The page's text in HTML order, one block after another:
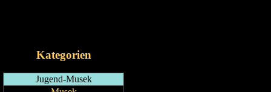
Kategorien
Jugend-Musek